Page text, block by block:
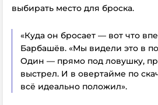
выбирать место для броска.
«Куда он бросает — вот что
Барбашёв. «Мы видели это в
Один — прямо под ловушку,
выстрел. И в овертайме по
всё идеально положил».